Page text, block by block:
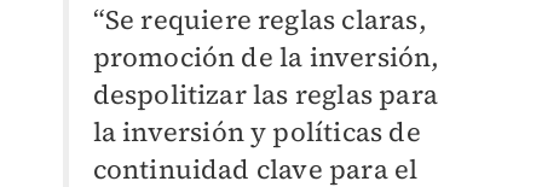
“Se requiere reglas claras,
promoción de la inversión,
despolitizar las reglas para
la inversión y políticas de
continuidad clave para el